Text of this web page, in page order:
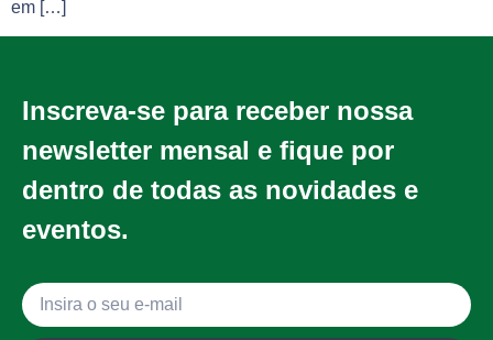
em […]
Inscreva-se para receber nossa
newsletter mensal e fique por
dentro de todas as novidades e
eventos.